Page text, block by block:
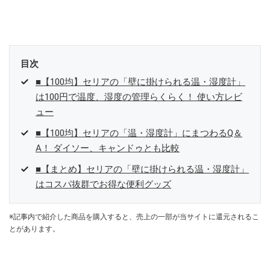
目次
■【100均】セリアの「壁に掛けられる温・湿度計」
は100円で温度、湿度の管理らくらく！ 使い方レビ
ュー
■【100均】セリアの「温・湿度計」にまつわるQ＆
A！ ダイソー、キャンドゥとも比較
■【まとめ】セリアの「壁に掛けられる温・湿度計」
はコスパ抜群でお得な便利グッズ
※記事内で紹介した商品を購入すると、売上の一部が当サイトに還元されるこ
とがあります。